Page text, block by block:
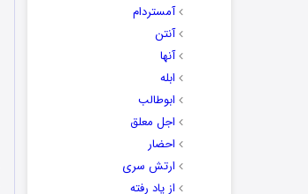
آمستردام
آنتن
آنها
ابله
ابوطالب
اجل معلق
احضار
ارتش سری
از یاد رفته